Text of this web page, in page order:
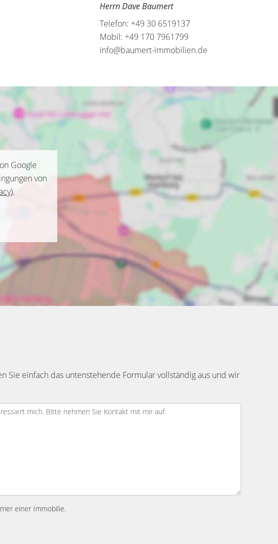
Herrn Dave Baumert
Telefon: +49 30 6519137
Mobil: +49 170 7961799
info@baumert-immobilien.de
Google
von
).
Sie einfach das untenstehende Formular vollständig aus und wir
einer Immobilie.